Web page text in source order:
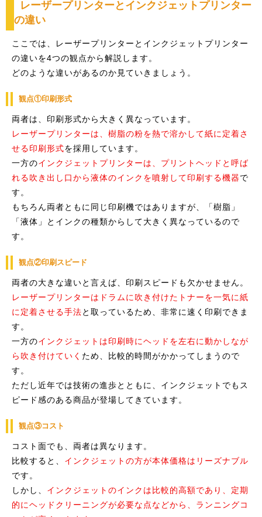
レーザープリンターとインクジェットプリンター
の違い
ここでは、レーザープリンターとインクジェットプリンター
の違いを4つの観点から解説します。
どのような違いがあるのか見ていきましょう。
観点①印刷形式
両者は、印刷形式から大きく異なっています。
レーザープリンターは、樹脂の粉を熱で溶かして紙に定着さ
せる印刷形式を採用しています。
一方のインクジェットプリンターは、プリントヘッドと呼ば
れる吹き出し口から液体のインクを噴射して印刷する機器で
す。
もちろん両者ともに同じ印刷機ではありますが、「樹脂」
「液体」とインクの種類からして大きく異なっているので
す。
観点②印刷スピード
両者の大きな違いと言えば、印刷スピードも欠かせません。
レーザープリンターはドラムに吹き付けたトナーを一気に紙
に定着させる手法と取っているため、非常に速く印刷できま
す。
一方のインクジェットは印刷時にヘッドを左右に動かしなが
ら吹き付けていく ため、比較的時間がかかってしまうので
す。
ただし近年では技術の進歩とともに、インクジェットでもス
ピード感のある商品が登場してきています。
観点③コスト
コスト面でも、両者は異なります。
比較すると、 インクジェットの方が本体価格はリーズナブル
です。
しかし、 インクジェットのインクは比較的高額であり、定期
的にヘッドクリーニングが必要な点などから、ランニングコ